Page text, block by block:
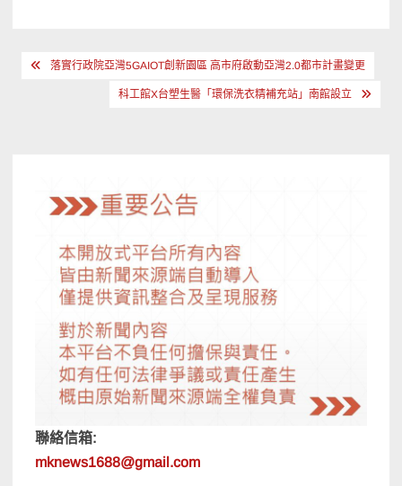
文 落實行政院亞灣5GAIOT創新園區 高市府啟動亞灣2.0都市計畫變更
科工館X台塑生醫「環保洗衣精補充站」南館設立
聯絡信箱:
mknews1688@gmail.com